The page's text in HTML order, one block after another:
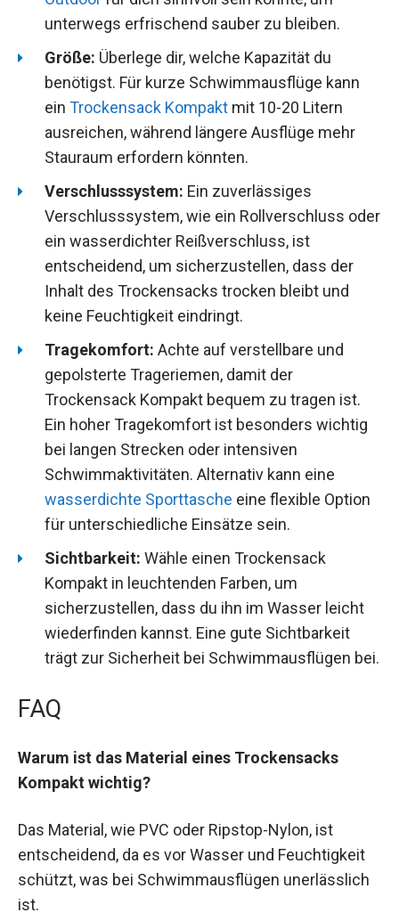
schützen effektiv vor Wasser und
Feuchtigkeit, was bei Schwimmausflügen
unerlässlich ist. Überlege auch, ob eine
zusätzlicheCampingdusche Outdoorfür dich
sinnvoll sein könnte, um unterwegs
erfrischend sauber zu bleiben.
benötigst. Für kurze Schwimmausflüge kann
einTrockensack Kompaktmit 10-20 Litern
ausreichen, während längere Ausflüge mehr
Stauraum erfordern könnten.
Verschlusssystem:
Ein zuverlässiges
Verschlusssystem, wie ein Rollverschluss
oder ein wasserdichter Reißverschluss, ist
entscheidend, um sicherzustellen, dass der
Inhalt des Trockensacks trocken bleibt und
keine Feuchtigkeit eindringt.
Tragekomfort:Achte auf verstellbare und
gepolsterte Trageriemen, damit der
Trockensack Kompakt bequem zu tragen ist.
bei langen Strecken oder intensiven
Schwimmaktivitäten. Alternativ kann eine
wasserdichte Sporttascheeine flexible
Option für unterschiedliche Einsätze sein.
Sichtbarkeit:
Kompakt in leuchtenden Farben, um
sicherzustellen, dass du ihn im Wasser leicht
wiederfinden kannst. Eine gute Sichtbarkeit
trägt zur Sicherheit bei Schwimmausflügen
bei.
FAQ
Warum ist das Material eines Trockensacks